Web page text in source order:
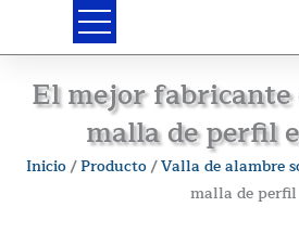
El mejor fabricante
malla de perfil
Inicio/Producto/Valla de alambre
malla de perfil